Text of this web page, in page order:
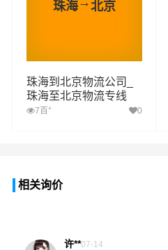
珠海 北京
珠海到北京物流公司_
珠海至北京物流专线
7百 + 0
相关询价
许**07-14